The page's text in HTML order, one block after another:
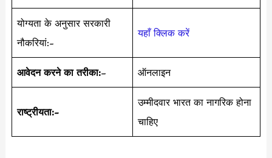
योग्यता के अनुसार सरकारी
नौकरियां:-
यहाँ क्लिक करें
आवेदन करने का तरीका:– ऑनलाइन
राष्ट्रीयता:-
उम्मीदवार भारत का नागरिक होना
चाहिए